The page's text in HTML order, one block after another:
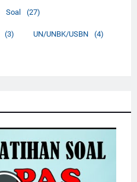
Soal (27)
(3) UN/UNBK/USBN (4)